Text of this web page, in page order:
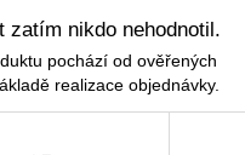
zatím nikdo nehodnotil.
pochází od ověřených
realizace objednávky.